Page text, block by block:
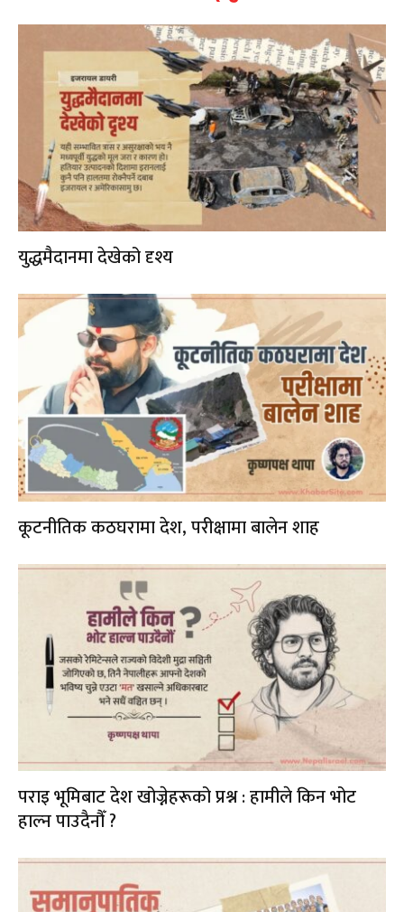
युद्धमैदानमा देखेको दृश्य
कूटनीतिक कठघरामा देश, परीक्षामा बालेन शाह
पराइ भूमिबाट देश खोज्नेहरूको प्रश्न : हामीले किन भोट
हाल्न पाउदैनौँ ?